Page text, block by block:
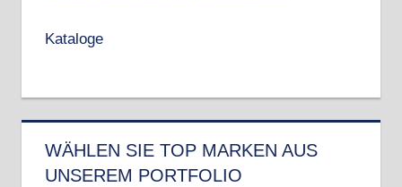
Kataloge
WÄHLEN SIE TOP MARKEN AUS
UNSEREM PORTFOLIO